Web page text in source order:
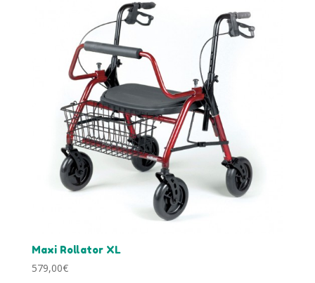
Maxi Rollator XL
579,00€